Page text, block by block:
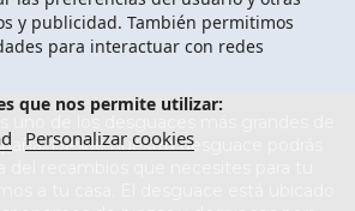
y publicidad. También permitimos
para interactuar con redes
que nos permite utilizar:
Personalizar cookies
Desde nuestro desguace podrás